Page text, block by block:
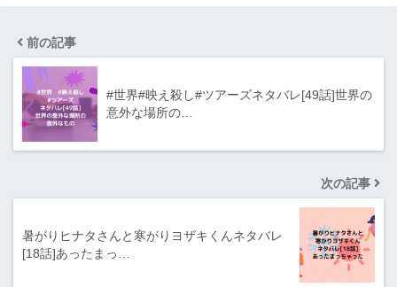
前の記事
#世界#映え殺し#ツアーズネタバレ[49話]世界の
意外な場所の…
次の記事
暑がりヒナタさんと寒がりヨザキくんネタバレ
[18話]あったまっ…